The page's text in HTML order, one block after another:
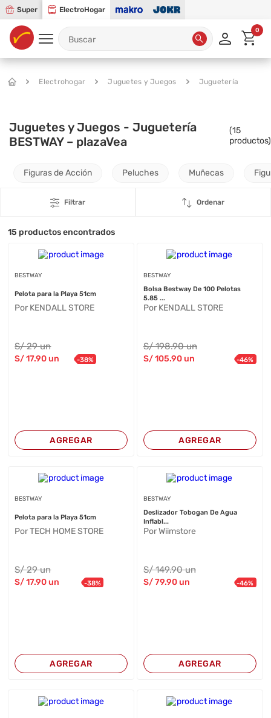
Super ElectroHogar
0
Electrohogar Juguetes y Juegos Juguetería
Juguetes y Juegos - Juguetería
BESTWAY – plazaVea
(15
productos)
Figuras de Acción Peluches Muñecas
Filtrar Ordenar
15 productos encontrados
BESTWAY
Pelota para la Playa 51cm
Por KENDALL STORE
S/29 un
S/17.90 un -38%
AGREGAR
BESTWAY
Bolsa Bestway De 100 Pelotas
5.85 ...
Por KENDALL STORE
S/198.90 un
S/105.90un -46%
AGREGAR
BESTWAY
Pelota para la Playa 51cm
Por TECH HOME STORE
S/29 un
S/17.90 un -38%
AGREGAR
BESTWAY
Deslizador Tobogan De Agua
Inflabl...
Por Wiimstore
S/149.90 un
S/79.90un -46%
AGREGAR